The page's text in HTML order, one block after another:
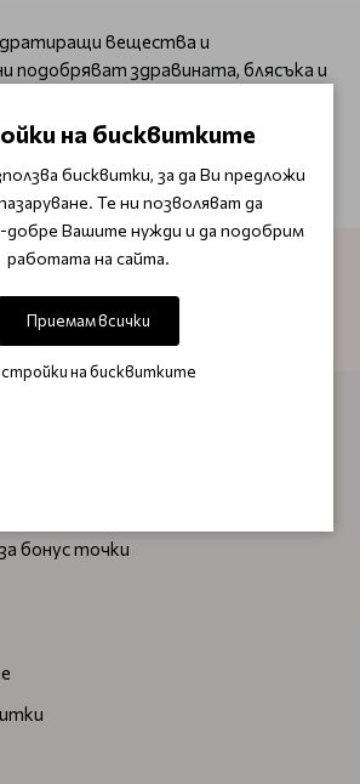
вещества и
подобряват здравината, блясъка и
лавандула, мента и австралийско
духа и съзнанието.
СЕ ЗА НАШИЯ БЮЛЕТИН
бонус точки
на бисквитките
бисквитки, за да Ви предложи
Те ни позволяват да
добре Вашите нужди и да подобрим
работата на сайта.
Приемам всички
на бисквитките